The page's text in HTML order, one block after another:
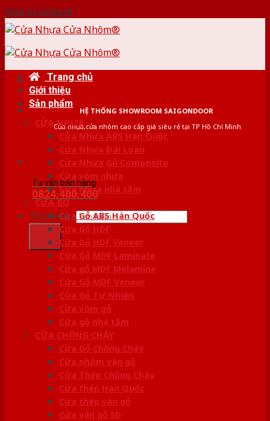
Skip to content
HỆ THỐNG SHOWROOM SAIGONDOOR
Cửa nhựa,cửa nhôm cao cấp giá siêu rẻ tại TP Hồ Chí Minh
Tư vấn bán hàng
0824.400.400
Tìm kiếm:
Trang chủ
Giới thiệu
Sản phẩm
CỬA NHỰA
Cửa Nhựa ABS Hàn Quốc
Cửa Nhựa Đài Loan
Cửa Nhựa Gỗ Composite
Cửa vòm nhựa
Cửa nhựa nhà tắm
CỬA GỖ
Cửa Gỗ ABS Hàn Quốc
Cửa Gỗ HDF
Cửa Gỗ HDF Veneer
Cửa Gỗ MDF Laminate
Cửa gỗ MDF Melamine
Cửa Gỗ MDF Veneer
Cửa Gỗ Tự Nhiên
Cửa vòm gỗ
Cửa gỗ nhà tắm
CỬA CHỐNG CHÁY
Cửa Gỗ Chống Cháy
Cửa nhôm vân gỗ
Cửa Thép Chống Cháy
Cửa thép Hàn Quốc
Cửa thép vân gỗ
Cửa vân gỗ 5D